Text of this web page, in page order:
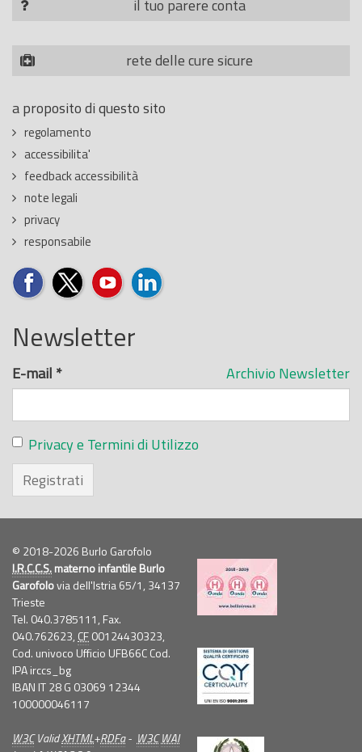
il tuo parere conta
rete delle cure sicure
a proposito di questo sito
regolamento
accessibilita'
feedback accessibilità
note legali
privacy
responsabile
Newsletter
Archivio Newsletter
E-mail *
Privacy e Termini di Utilizzo
Registrati
© 2018-2026 Burlo Garofolo
I.R.C.C.S.materno infantile Burlo
Garofolovia dell'Istria 65/1, 34137
Trieste
Tel. 040.3785111, Fax.
040.762623, CF00124430323,
Cod. univoco Ufficio UFB66C Cod.
IPA irccs_bg
IBAN IT 28 G 03069 12344
100000046117
W3CValidXHTML+RDFa- W3C WAI